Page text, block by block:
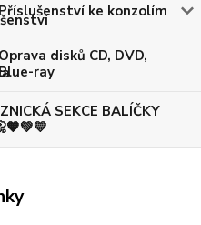
Příslušenství ke konzolím
Oprava disků CD, DVD,
ray
SEKCE BALÍČKY